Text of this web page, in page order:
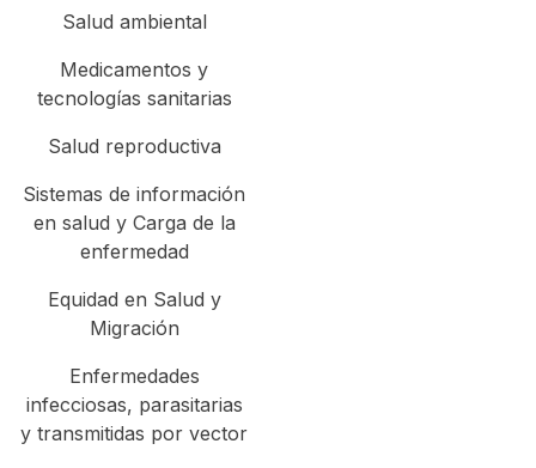
Salud ambiental
Medicamentos y
tecnologías sanitarias
Salud reproductiva
Sistemas de información
en salud y Carga de la
enfermedad
Equidad en Salud y
Migración
Enfermedades
infecciosas, parasitarias
y transmitidas por vector